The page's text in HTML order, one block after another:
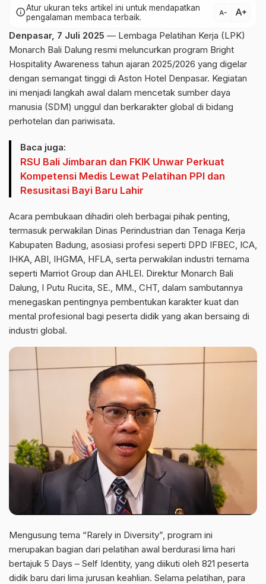
infoAtur ukuran teks artikel ini untuk mendapatkan
pengalaman membaca terbaik.
text_decrease text_increase
Denpasar, 7 Juli 2025 — Lembaga Pelatihan Kerja (LPK)
Monarch Bali Dalung resmi meluncurkan program Bright
Hospitality Awareness tahun ajaran 2025/2026 yang digelar
dengan semangat tinggi di Aston Hotel Denpasar. Kegiatan
ini menjadi langkah awal dalam mencetak sumber daya
manusia (SDM) unggul dan berkarakter global di bidang
perhotelan dan pariwisata.
Baca juga:
RSU Bali Jimbaran dan FKIK Unwar Perkuat
Kompetensi Medis Lewat Pelatihan PPI dan
Resusitasi Bayi Baru Lahir
Acara pembukaan dihadiri oleh berbagai pihak penting,
termasuk perwakilan Dinas Perindustrian dan Tenaga Kerja
Kabupaten Badung, asosiasi profesi seperti DPD IFBEC, ICA,
IHKA, ABI, IHGMA, HFLA, serta perwakilan industri ternama
seperti Marriot Group dan AHLEI. Direktur Monarch Bali
Dalung, I Putu Rucita, SE., MM., CHT, dalam sambutannya
menegaskan pentingnya pembentukan karakter kuat dan
mental profesional bagi peserta didik yang akan bersaing di
industri global.
Mengusung tema “Rarely in Diversity”, program ini
merupakan bagian dari pelatihan awal berdurasi lima hari
bertajuk 5 Days – Self Identity, yang diikuti oleh 821 peserta
didik baru dari lima jurusan keahlian. Selama pelatihan, para